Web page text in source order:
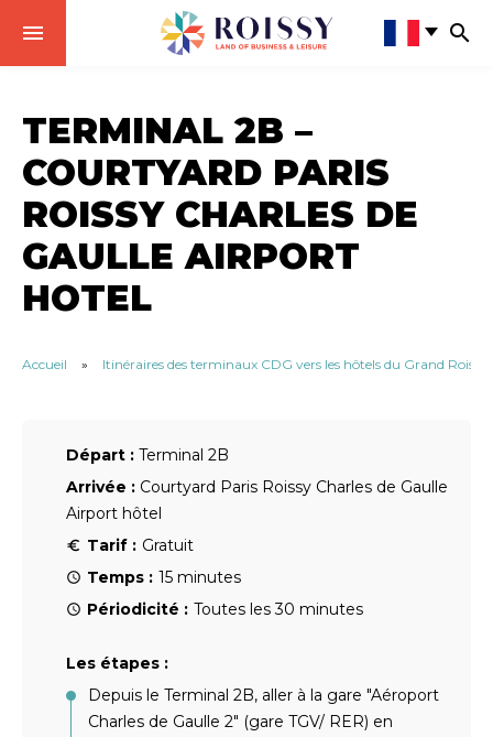
TERMINAL 2B –
COURTYARD PARIS
ROISSY CHARLES DE
GAULLE AIRPORT
HOTEL
Accueil » Itinéraires des terminaux CDG vers les hôtels du Grand Roissy
Départ : Terminal 2B
Arrivée : Courtyard Paris Roissy Charles de Gaulle
Airport hôtel
Tarif : Gratuit
Temps : 15 minutes
Périodicité : Toutes les 30 minutes
Les étapes :
Depuis le Terminal 2B, aller à la gare "Aéroport
Charles de Gaulle 2" (gare TGV/ RER) en